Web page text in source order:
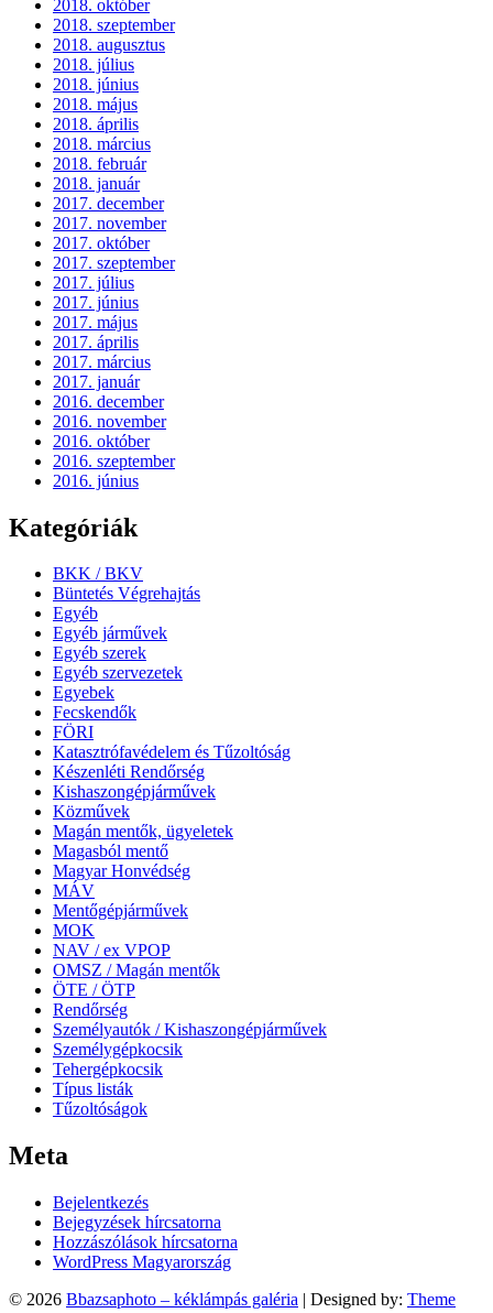
2018. október
2018. szeptember
2018. augusztus
2018. július
2018. június
2018. május
2018. április
2018. március
2018. február
2018. január
2017. december
2017. november
2017. október
2017. szeptember
2017. július
2017. június
2017. május
2017. április
2017. március
2017. január
2016. december
2016. november
2016. október
2016. szeptember
2016. június
Kategóriák
BKK / BKV
Büntetés Végrehajtás
Egyéb
Egyéb járművek
Egyéb szerek
Egyéb szervezetek
Egyebek
Fecskendők
FÖRI
Katasztrófavédelem és Tűzoltóság
Készenléti Rendőrség
Kishaszongépjárművek
Közművek
Magán mentők, ügyeletek
Magasból mentő
Magyar Honvédség
MÁV
Mentőgépjárművek
MOK
NAV / ex VPOP
OMSZ / Magán mentők
ÖTE / ÖTP
Rendőrség
Személyautók / Kishaszongépjárművek
Személygépkocsik
Tehergépkocsik
Típus listák
Tűzoltóságok
Meta
Bejelentkezés
Bejegyzések hírcsatorna
Hozzászólások hírcsatorna
WordPress Magyarország
© 2026 Bbazsaphoto – kéklámpás galéria | Designed by: Theme